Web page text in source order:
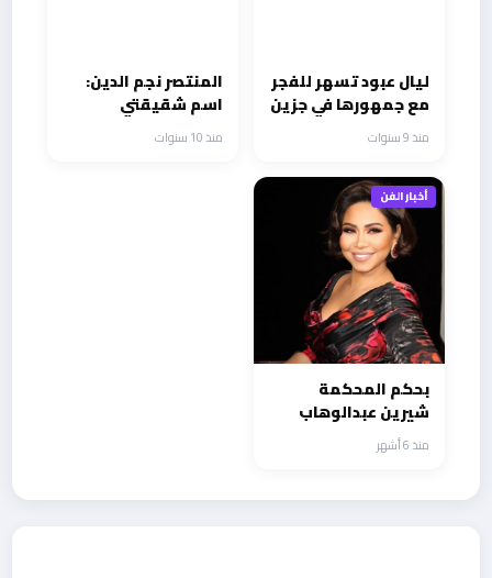
ليال عبود تسهر للفجر
مع جمهورها في جزين
منذ 9 سنوات
المنتصر نجم الدين:
اسم شقيقتي
وتاريخها الكبير
أفاداني كثيراً
منذ 10 سنوات
أخبار الفن
بحكم المحكمة
شيرين عبدالوهاب
تسجل انتصار قضائي
جديد
منذ 6 أشهر